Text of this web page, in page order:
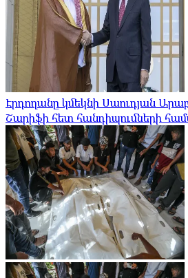
Էրդողանը կմեկնի Սաուդյան
Շարիֆի հետ հանդիպումների